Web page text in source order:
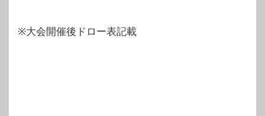
※大会開催後ドロー表記載